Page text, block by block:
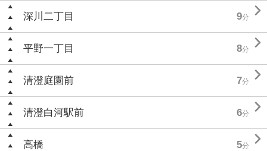
深川二丁目 9分 
平野一丁目 8分 
清澄庭園前 7分 
清澄白河駅前 6分 
高橋 5分 